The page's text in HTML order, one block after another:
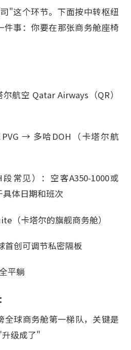
"这个环节。下面按中转枢纽
件事：你要在那张商务舱座椅
航空 Qatar Airways（QR）
→ 多哈DOH（卡塔尔航
常见）：空客A350-1000或
体日期和班次
（卡塔尔的旗舰商务舱）
首创可调节私密隔板
平躺
球商务舱第一梯队，关键是
级成了"